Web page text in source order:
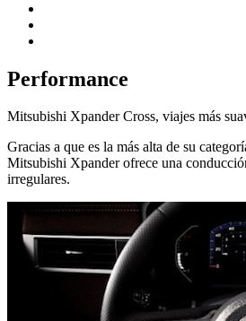
Performance
Mitsubishi Xpander Cross, viajes más
Gracias a que es la más alta de su
Mitsubishi Xpander ofrece una
irregulares.